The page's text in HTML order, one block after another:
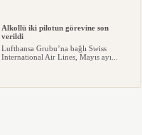
Alkollü iki pilotun görevine son
verildi
Lufthansa Grubu’na bağlı Swiss
International Air Lines, Mayıs ayı...
İGA, iç hat yolcularını Cafe